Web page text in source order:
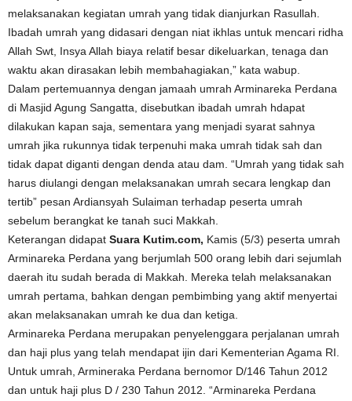
melaksanakan kegiatan umrah yang tidak dianjurkan Rasullah.
Ibadah umrah yang didasari dengan niat ikhlas untuk mencari ridha
Allah Swt, Insya Allah biaya relatif besar dikeluarkan, tenaga dan
waktu akan dirasakan lebih membahagiakan,” kata wabup.
Dalam pertemuannya dengan jamaah umrah Arminareka Perdana
di Masjid Agung Sangatta, disebutkan ibadah umrah hdapat
dilakukan kapan saja, sementara yang menjadi syarat sahnya
umrah jika rukunnya tidak terpenuhi maka umrah tidak sah dan
tidak dapat diganti dengan denda atau dam. “Umrah yang tidak sah
harus diulangi dengan melaksanakan umrah secara lengkap dan
tertib” pesan Ardiansyah Sulaiman terhadap peserta umrah
sebelum berangkat ke tanah suci Makkah.
Keterangan didapat Suara Kutim.com, Kamis (5/3) peserta umrah
Arminareka Perdana yang berjumlah 500 orang lebih dari sejumlah
daerah itu sudah berada di Makkah. Mereka telah melaksanakan
umrah pertama, bahkan dengan pembimbing yang aktif menyertai
akan melaksanakan umrah ke dua dan ketiga.
Arminareka Perdana merupakan penyelenggara perjalanan umrah
dan haji plus yang telah mendapat ijin dari Kementerian Agama RI.
Untuk umrah, Armineraka Perdana bernomor D/146 Tahun 2012
dan untuk haji plus D / 230 Tahun 2012. “Arminareka Perdana